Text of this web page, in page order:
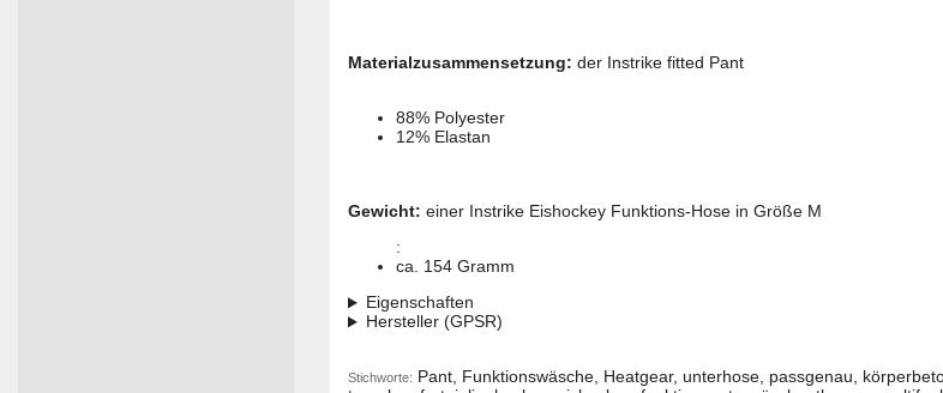
Materialzusammensetzung: der Instrike fitted Pant
88% Polyester
12% Elastan
Gewicht: einer Instrike Eishockey Funktions-Hose in Größe M
:
ca. 154 Gramm
Eigenschaften
Hersteller (GPSR)
Stichworte: Pant, Funktionswäsche, Heatgear, unterhose, passgenau,